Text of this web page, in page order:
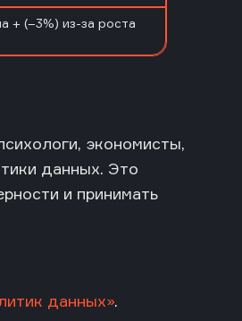
+ (–3%) из-за роста
экономисты,
данных. Это
и принимать
данных».